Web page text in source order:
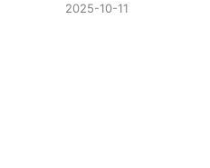
2025-10-11